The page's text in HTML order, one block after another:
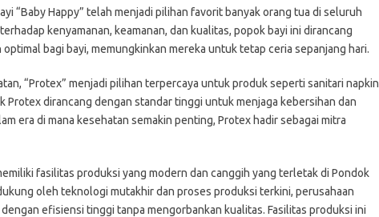
“Baby Happy” telah menjadi pilihan favorit banyak orang tua di seluruh
kenyamanan, keamanan, dan kualitas, popok bayi ini dirancang
bagi bayi, memungkinkan mereka untuk tetap ceria sepanjang hari.
“Protex” menjadi pilihan terpercaya untuk produk seperti sanitari napkin
Protex dirancang dengan standar tinggi untuk menjaga kebersihan dan
era di mana kesehatan semakin penting, Protex hadir sebagai mitra
fasilitas produksi yang modern dan canggih yang terletak di Pondok
oleh teknologi mutakhir dan proses produksi terkini, perusahaan
efisiensi tinggi tanpa mengorbankan kualitas. Fasilitas produksi ini